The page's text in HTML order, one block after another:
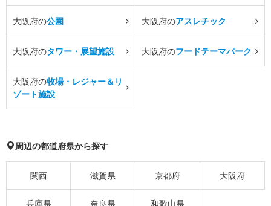
大阪府の公園 大阪府のアスレチック
大阪府のタワー・展望施設 大阪府のフードテーマパーク
大阪府の牧場・レジャー＆リ
ゾート施設
周辺の都道府県から探す
関西 滋賀県 京都府 大阪府
兵庫県 奈良県 和歌山県